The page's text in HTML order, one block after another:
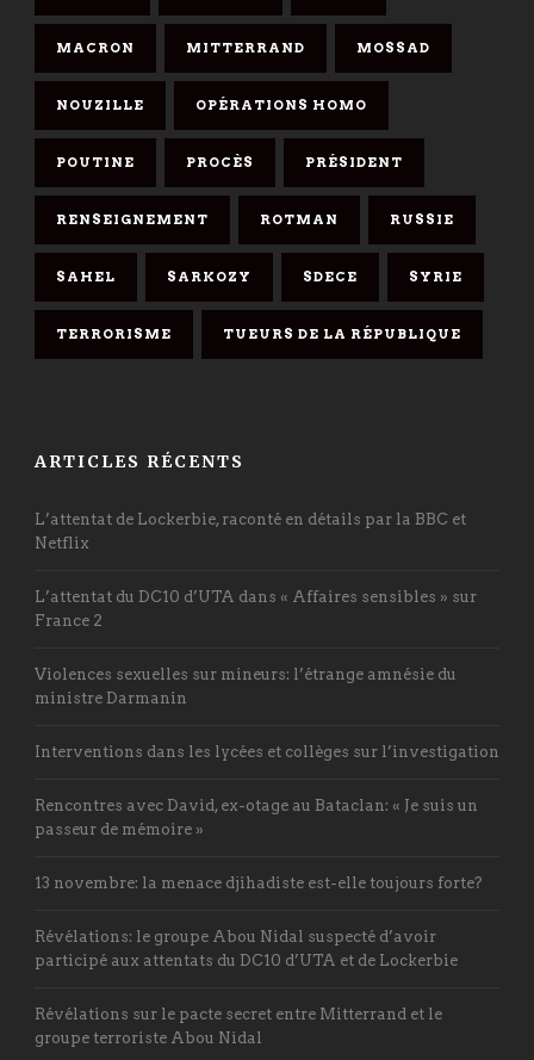
MACRON MITTERRAND MOSSAD
NOUZILLE OPÉRATIONS HOMO
POUTINE PROCÈS PRÉSIDENT
RENSEIGNEMENT ROTMAN RUSSIE
SAHEL SARKOZY SDECE SYRIE
TERRORISME TUEURS DE LA RÉPUBLIQUE
ARTICLES RÉCENTS
L’attentat de Lockerbie, raconté en détails par la BBC et
Netflix
L’attentat du DC10 d’UTA dans « Affaires sensibles » sur
France 2
Violences sexuelles sur mineurs: l’étrange amnésie du
ministre Darmanin
Interventions dans les lycées et collèges sur l’investigation
Rencontres avec David, ex-otage au Bataclan: « Je suis un
passeur de mémoire »
13 novembre: la menace djihadiste est-elle toujours forte?
Révélations: le groupe Abou Nidal suspecté d’avoir
participé aux attentats du DC10 d’UTA et de Lockerbie
Révélations sur le pacte secret entre Mitterrand et le
groupe terroriste Abou Nidal